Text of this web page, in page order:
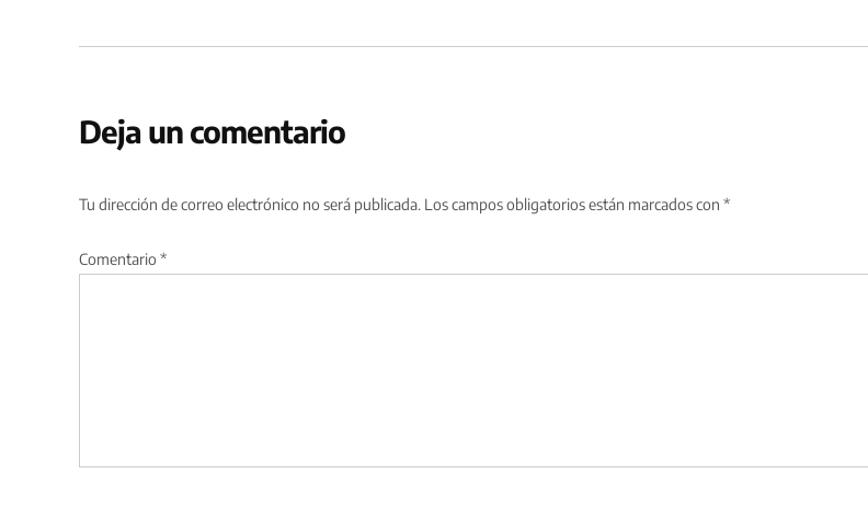
Deja un comentario
Tu dirección de correo electrónico no será publicada. Los campos obligatorios están marcados con *
Comentario *